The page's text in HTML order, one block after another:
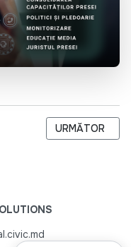
ROMILORARTICOLUL
URMĂTOR